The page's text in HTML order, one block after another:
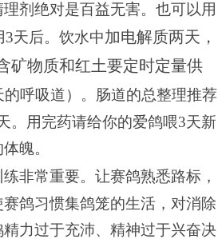
剂绝对是百益无害。也可以用
3天后。饮水中加电解质两天，
矿物质和红土要定时定量供
的呼吸道）。肠道的总整理推荐
。 用完药请给你的爱鸽喂3天新
魄。
非常重要。让赛鸽熟悉路标，
鸽习惯集鸽笼的生活，对消除
力过于充沛、精神过于兴奋决